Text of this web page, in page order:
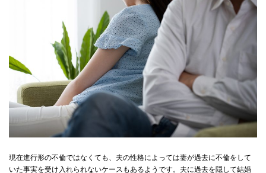
現在進行形の不倫ではなくても、夫の性格によっては妻が過去に不倫をして
いた事実を受け入れられないケースもあるようです。夫に過去を隠して結婚